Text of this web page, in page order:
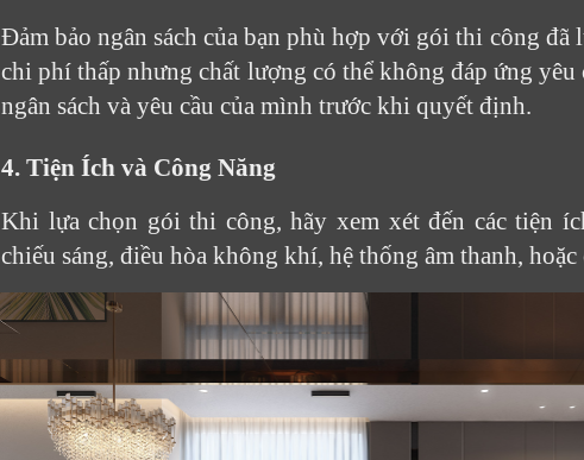
Đảm bảo ngân sách của bạn phù hợp với gói thi công
chi phí thấp nhưng chất lượng có thể không đáp ứng
ngân sách và yêu cầu của mình trước khi quyết định.
4. Tiện Ích và Công Năng
Khi lựa chọn gói thi công, hãy xem xét đến các tiện
chiếu sáng, điều hòa không khí, hệ thống âm thanh,